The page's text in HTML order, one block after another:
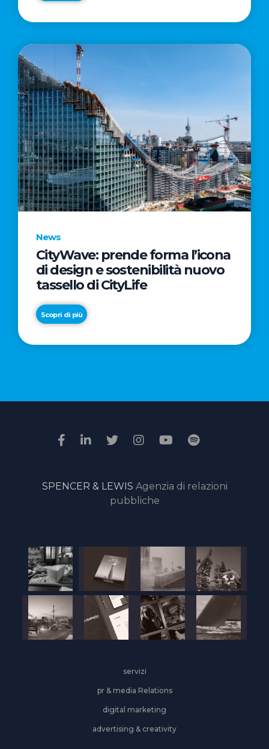
News
CityWave: prende forma l’icona
di design e sostenibilità nuovo
tassello di CityLife
Scopri di più
News
“Passione
il
della
giuria
online
SPENCER & LEWIS Agenzia di relazioni
pubbliche
servizi
pr & media Relations
digital marketing
advertising & creativity